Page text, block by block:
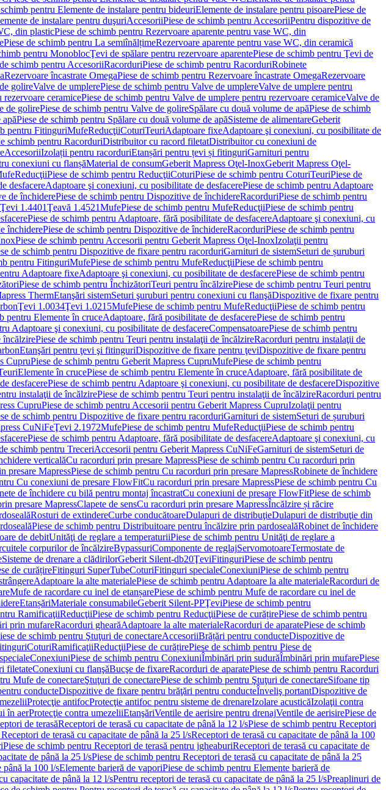
pentru Elemente de instalare pentru bideuriElemente de instalare pentru pisoarePiese de
de instalare pentru duşuriAccesoriiPiese de schimb pentru AccesoriiPentru dispozitive de
din plasticPiese de schimb pentru Rezervoare aparente pentru vase WC, din
Piese de schimb pentru La semiînălțimeRezervoare aparente pentru vase WC, din ceramică
pentru MonoblocŢevi de spălare pentru rezervoare aparentePiese de schimb pentru Ţevi de
schimb pentru AccesoriiRacorduriPiese de schimb pentru RacorduriRobinete
Rezervoare încastrate OmegaPiese de schimb pentru Rezervoare încastrate OmegaRezervoare
golireValve de umplerePiese de schimb pentru Valve de umplereValve de umplere pentru
ceramicePiese de schimb pentru Valve de umplere pentru rezervoare ceramiceValve de
de golirePiese de schimb pentru Valve de golireSpălare cu două volume de apăPiese de schimb
Piese de schimb pentru Spălare cu două volume de apăSisteme de alimentareGeberit
pentru FitinguriMufeReducţiiCoturiTeuriAdaptoare fixeAdaptoare şi conexiuni, cu posibilitate de
schimb pentru RacorduriDistribuitor cu racord filetatDistribuitor cu conexiuni de
AccesoriiIzolații pentru racorduriEtanșări pentru țevi și fitinguriGarnituri pentru
conexiuni cu flanșăMaterial de consumGeberit Mapress Oţel-InoxGeberit Mapress Oţel-
ReducţiiPiese de schimb pentru ReducţiiCoturiPiese de schimb pentru CoturiTeuriPiese de
desfacereAdaptoare şi conexiuni, cu posibilitate de desfacerePiese de schimb pentru Adaptoare
de închiderePiese de schimb pentru Dispozitive de închidereRacorduriPiese de schimb pentru
Ţevi 1.4401Ţeavă 1.4521MufePiese de schimb pentru MufeReducţiiPiese de schimb pentru
Piese de schimb pentru Adaptoare, fără posibilitate de desfacereAdaptoare şi conexiuni, cu
închiderePiese de schimb pentru Dispozitive de închidereRacorduriPiese de schimb pentru
Piese de schimb pentru Accesorii pentru Geberit Mapress Oţel-InoxIzolaţii pentru
de schimb pentru Dispozitive de fixare pentru racorduriGarnituri de sistemSeturi de șuruburi
pentru FitinguriMufePiese de schimb pentru MufeReducţiiPiese de schimb pentru
Adaptoare fixeAdaptoare şi conexiuni, cu posibilitate de desfacerePiese de schimb pentru
Piese de schimb pentru ÎnchizătoriTeuri pentru încălzirePiese de schimb pentru Teuri pentru
ThermEtanşări sistemSeturi şuruburi pentru conexiuni cu flanşăDispozitive de fixare pentru
Ţevi 1.0034Ţevi 1.0215MufePiese de schimb pentru MufeReducţiiPiese de schimb pentru
pentru Elemente în cruceAdaptoare, fără posibilitate de desfacerePiese de schimb pentru
Adaptoare şi conexiuni, cu posibilitate de desfacereCompensatoarePiese de schimb pentru
încălzirePiese de schimb pentru Teuri pentru instalaţii de încălzireRacorduri pentru instalaţii de
Etanşări pentru ţevi şi fitinguriDispozitive de fixare pentru ţeviDispozitive de fixare pentru
CupruPiese de schimb pentru Geberit Mapress CupruMufePiese de schimb pentru
Elemente în crucePiese de schimb pentru Elemente în cruceAdaptoare, fără posibilitate de
desfacerePiese de schimb pentru Adaptoare şi conexiuni, cu posibilitate de desfacereDispozitive
instalaţii de încălzirePiese de schimb pentru Teuri pentru instalaţii de încălzireRacorduri pentru
CupruPiese de schimb pentru Accesorii pentru Geberit Mapress CupruIzolaţii pentru
de schimb pentru Dispozitive de fixare pentru racorduriGarnituri de sistemSeturi de șuruburi
CuNiFeŢevi 2.1972MufePiese de schimb pentru MufeReducţiiPiese de schimb pentru
Piese de schimb pentru Adaptoare, fără posibilitate de desfacereAdaptoare şi conexiuni, cu
schimb pentru TreceriAccesorii pentru Geberit Mapress CuNiFeGarnituri de sistemSeturi de
verticalăCu racorduri prin presare MapressPiese de schimb pentru Cu racorduri prin
presare MapressPiese de schimb pentru Cu racorduri prin presare MapressRobinete de închidere
Cu conexiuni de presare FlowFitCu racorduri prin presare MapressPiese de schimb pentru Cu
de închidere cu bilă pentru montaj încastratCu conexiuni de presare FlowFitPiese de schimb
presare MapressClapete de sensCu racorduri prin presare MapressÎncălzire și răcire
Rosturi de extindereCurbe conducătoareDulapuri de distribuţieDulapuri de distribuţie din
Piese de schimb pentru Distribuitoare pentru încălzire prin pardosealăRobinet de închidere
de debitUnităţi de reglare a temperaturiiPiese de schimb pentru Unităţi de reglare a
corpurilor de încălzireBypassuriComponente de reglajServomotoareTermostate de
Sisteme de drenare a clădirilorGeberit Silent-db20ŢeviFitinguriPiese de schimb pentru
de curățireFitinguri SuperTubeCoturiFitinguri specialeConexiuniPiese de schimb pentru
Adaptoare la alte materialePiese de schimb pentru Adaptoare la alte materialeRacorduri de
Mufe de racordare cu inel de etanșarePiese de schimb pentru Mufe de racordare cu inel de
EtanșăriMateriale consumabileGeberit Silent-PPŢeviPiese de schimb pentru
RamificaţiiReducţiiPiese de schimb pentru ReducţiiPiese de curățirePiese de schimb pentru
prin mufareRacorduri ghearăAdaptoare la alte materialeRacorduri de aparatePiese de schimb
de schimb pentru Ştuţuri de conectareAccesoriiBrățări pentru conducteDispozitive de
CoturiRamificaţiiReducţiiPiese de curățirePiese de schimb pentru Piese de
ConexiuniPiese de schimb pentru ConexiuniÎmbinări prin sudurăÎmbinări prin mufarePiese
filetateConexiuni cu flanşăBucşe de fixareRacorduri de aparatePiese de schimb pentru Racorduri
Mufe de conectareŞtuţuri de conectarePiese de schimb pentru Ştuţuri de conectareSifoane tip
conducteDispozitive de fixare pentru brăţări pentru conducteÎnveliş portantDispozitive de
Protecţie antifocProtecţie antifoc pentru sisteme de drenareIzolare acusticăIzolaţii contra
în aerProtecţie contra umezeliiEtanşăriVentile de aerisire pentru drenajVentile de aerisirePiese de
de terasăReceptori de terasă cu capacitate de până la 12 l/sPiese de schimb pentru Receptori
de terasă cu capacitate de până la 25 l/sReceptori de terasă cu capacitate de până la 100
Piese de schimb pentru Receptori de terasă pentru jgheaburiReceptori de terasă cu capacitate de
de până la 25 l/sPiese de schimb pentru Receptori de terasă cu capacitate de până la 25
până la 100 l/sElemente barieră de vaporiPiese de schimb pentru Elemente barieră de
capacitate de până la 12 l/sPentru receptori de terasă cu capacitate de până la 25 l/sPreaplinuri de